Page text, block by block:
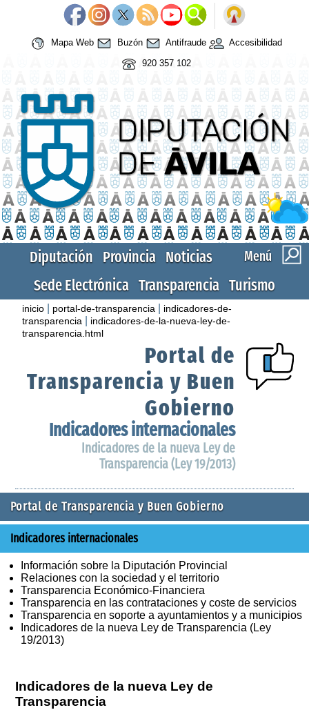
Mapa Web Buzón Antifraude
Accesibilidad
920 357 102
Menú
Diputación Provincia Noticias
Sede Electrónica Transparencia Turismo
inicio portal-de-transparencia
indicadores-de-
transparencia
indicadores-de-la-nueva-ley-de-
transparencia.html
Portal de
Transparencia y Buen
Gobierno
Indicadores internacionales
Indicadores de la nueva Ley de
Transparencia (Ley 19/2013)
Portal de Transparencia y Buen Gobierno
Indicadores internacionales
Información sobre la Diputación Provincial
Relaciones con la sociedad y el territorio
Transparencia Económico-Financiera
Transparencia en las contrataciones y coste de servicios
Transparencia en soporte a ayuntamientos y a municipios
Indicadores de la nueva Ley de Transparencia (Ley
19/2013)
Indicadores de la nueva Ley de
Transparencia